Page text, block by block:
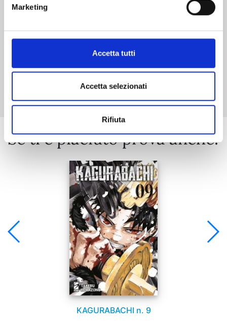
Marketing
Accetta tutti
Accetta selezionati
Rifiuta
Mostra tutto
Se ti è piaciuto prova anche:
KAGURABACHI n. 9